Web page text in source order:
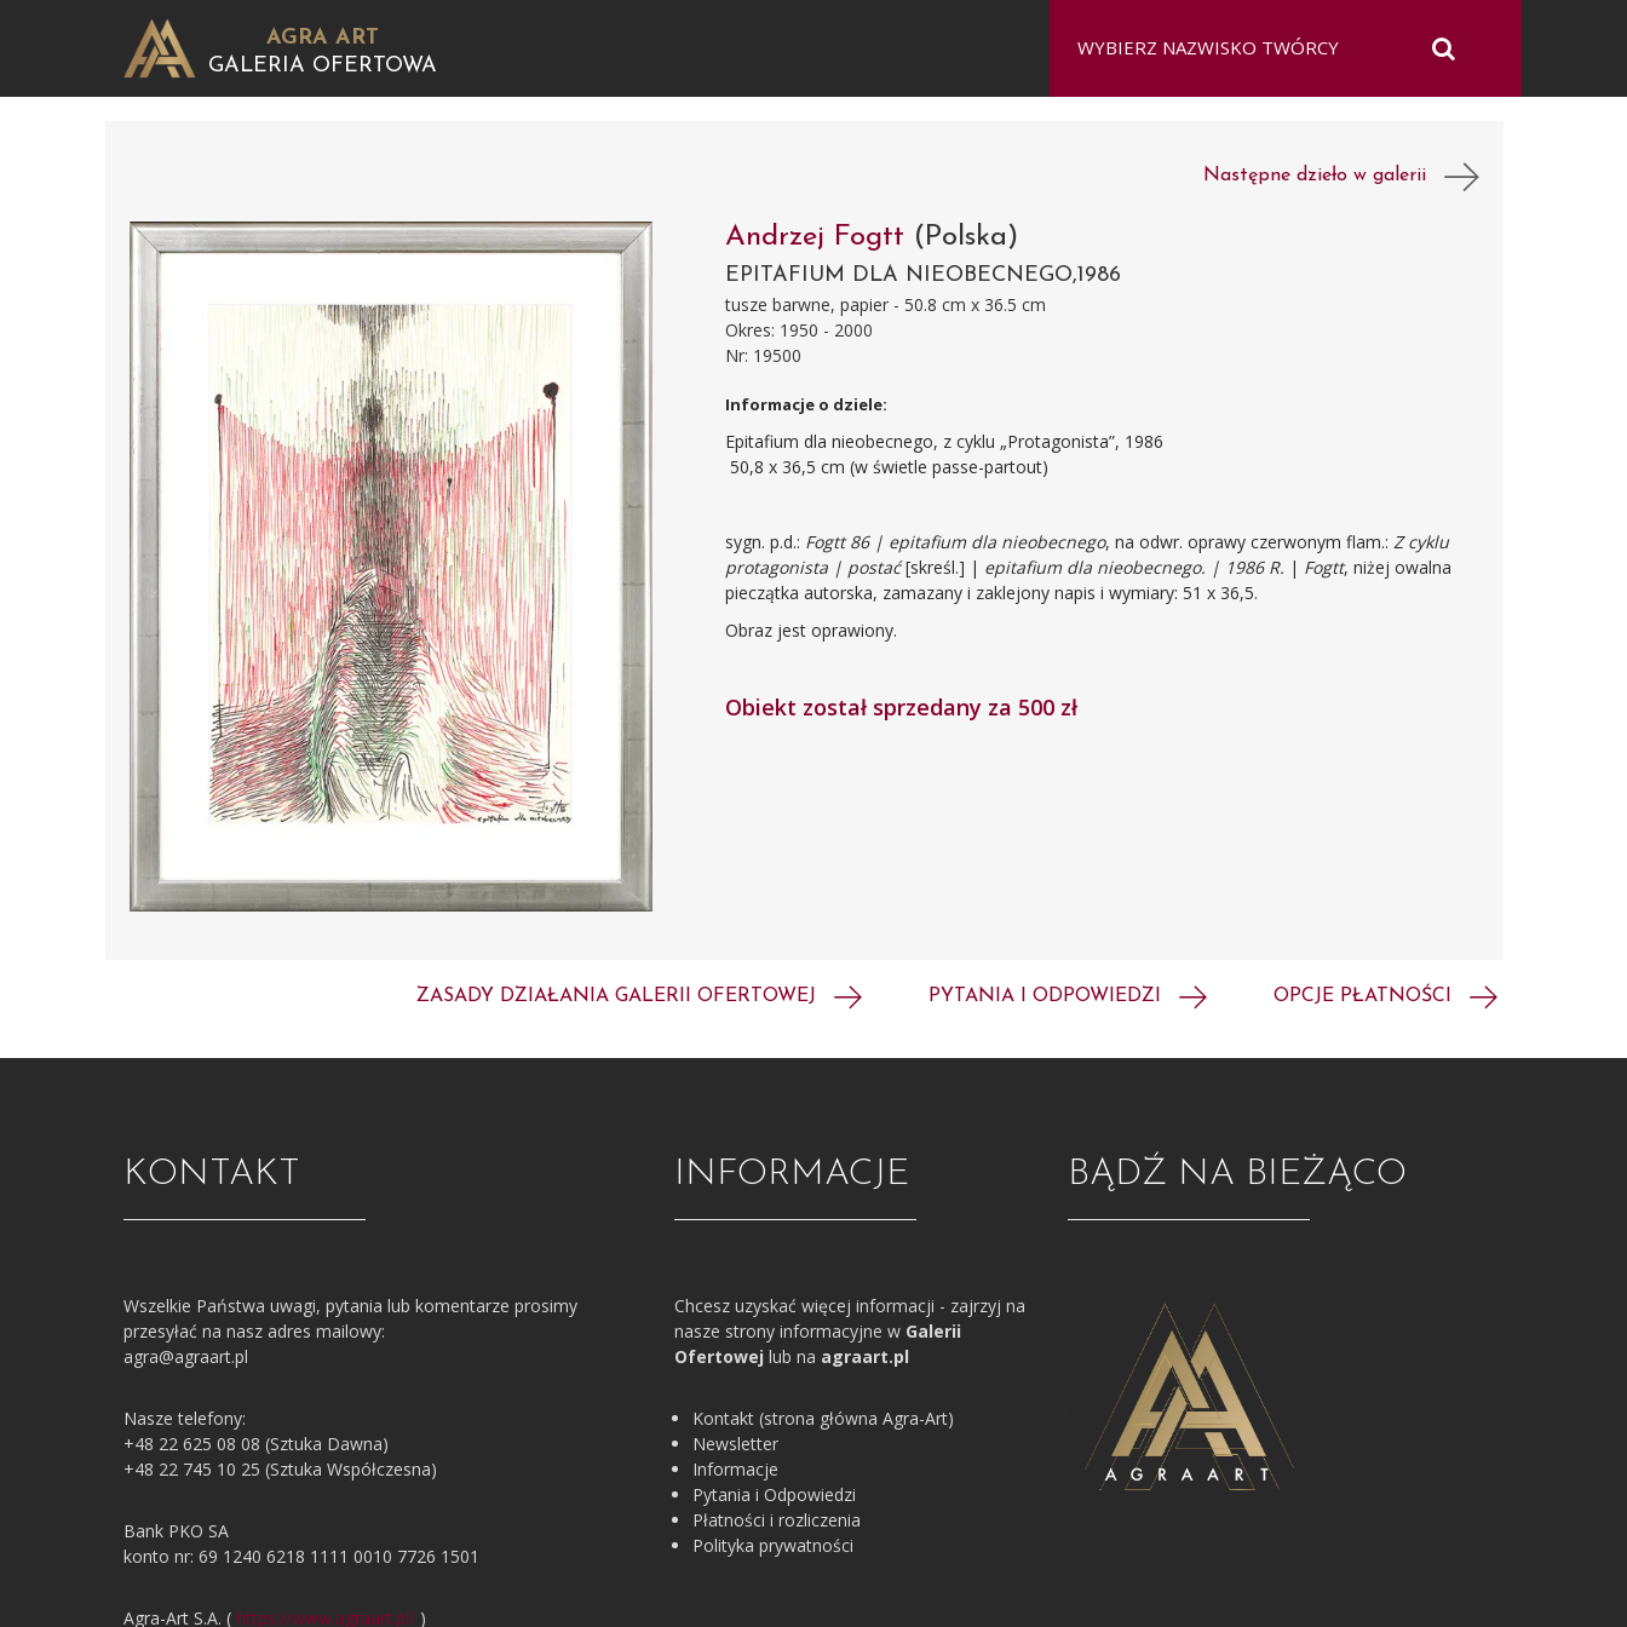
AGRA ART
GALERIA OFERTOWA
Następne dzieło w galerii
Andrzej Fogtt (Polska)
EPITAFIUM DLA NIEOBECNEGO,1986
tusze barwne, papier - 50.8 cm x 36.5 cm
Okres: 1950 - 2000
Nr: 19500
Informacje o dziele:
Epitafium dla nieobecnego, z cyklu „Protagonista”, 1986
50,8 x 36,5 cm (w świetle passe-partout)
sygn. p.d.: Fogtt 86 | epitafium dla nieobecnego, na odwr. oprawy czerwonym flam.:Z cyklu
protagonista | postać[skreśl.] | epitafium dla nieobecnego. | 1986 R. | Fogtt, niżej owalna
pieczątka autorska, zamazany i zaklejony napis i wymiary: 51 x 36,5.
Obraz jest oprawiony.
Obiekt został sprzedany za 500 zł
ZASADY DZIAŁANIA GALERII OFERTOWEJ PYTANIA I ODPOWIEDZI OPCJE PŁATNOŚCI
BĄDŹ NA BIEŻĄCO
INFORMACJE
Chcesz uzyskać więcej informacji - zajrzyj na
nasze strony informacyjne w Galerii
Ofertowej lub na agraart.pl
Kontakt (strona główna Agra-Art)
Newsletter
Informacje
Pytania i Odpowiedzi
Płatności i rozliczenia
Polityka prywatności
KONTAKT
Wszelkie Państwa uwagi, pytania lub komentarze prosimy
przesyłać na nasz adres mailowy:
agra@agraart.pl
Nasze telefony:
+48 22 625 08 08 (Sztuka Dawna)
+48 22 745 10 25 (Sztuka Współczesna)
Bank PKO SA
konto nr: 69 1240 6218 1111 0010 7726 1501
Agra-Art S.A. ( https://www.agraart.pl/ )